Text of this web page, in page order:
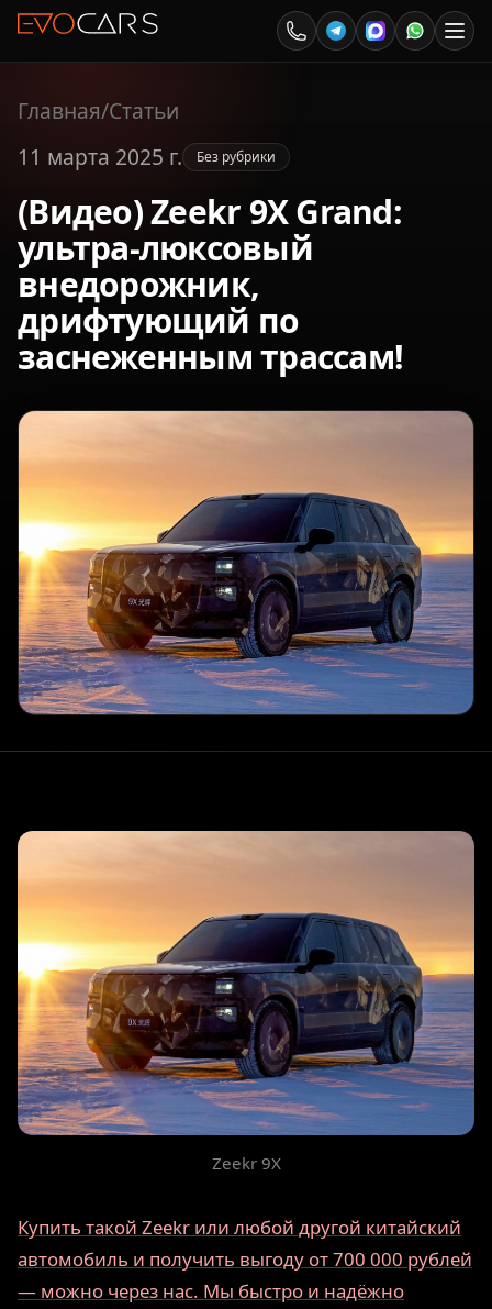
Главная/Статьи
11 марта 2025 г.
Без рубрики
(Видео) Zeekr 9X Grand:
ультра-люксовый
внедорожник,
дрифтующий по
заснеженным трассам!
Zeekr 9X
Купить такой Zeekr или любой другой китайский
автомобиль и получить выгоду от 700 000 рублей
— можно через нас. Мы быстро и надёжно